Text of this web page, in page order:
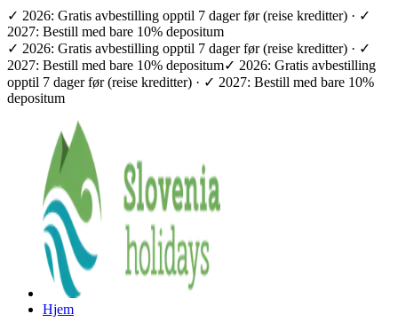
✓ 2026: Gratis avbestilling opptil 7 dager før (reise kreditter) · ✓
2027: Bestill med bare 10% depositum
✓ 2026: Gratis avbestilling opptil 7 dager før (reise kreditter) · ✓
2027: Bestill med bare 10% depositum✓ 2026: Gratis avbestilling
opptil 7 dager før (reise kreditter) · ✓ 2027: Bestill med bare 10%
depositum
Hjem